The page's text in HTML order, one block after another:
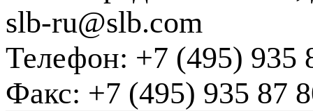
slb-ru@slb.com
Телефон: +7 (495) 935
Факс: +7 (495) 935 87